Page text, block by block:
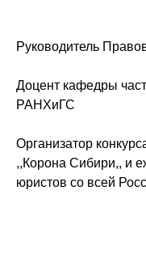
Руководитель
Доцент кафедры
РАНХиГС
Организатор
,,Корона Сибири,, и
юристов со всей